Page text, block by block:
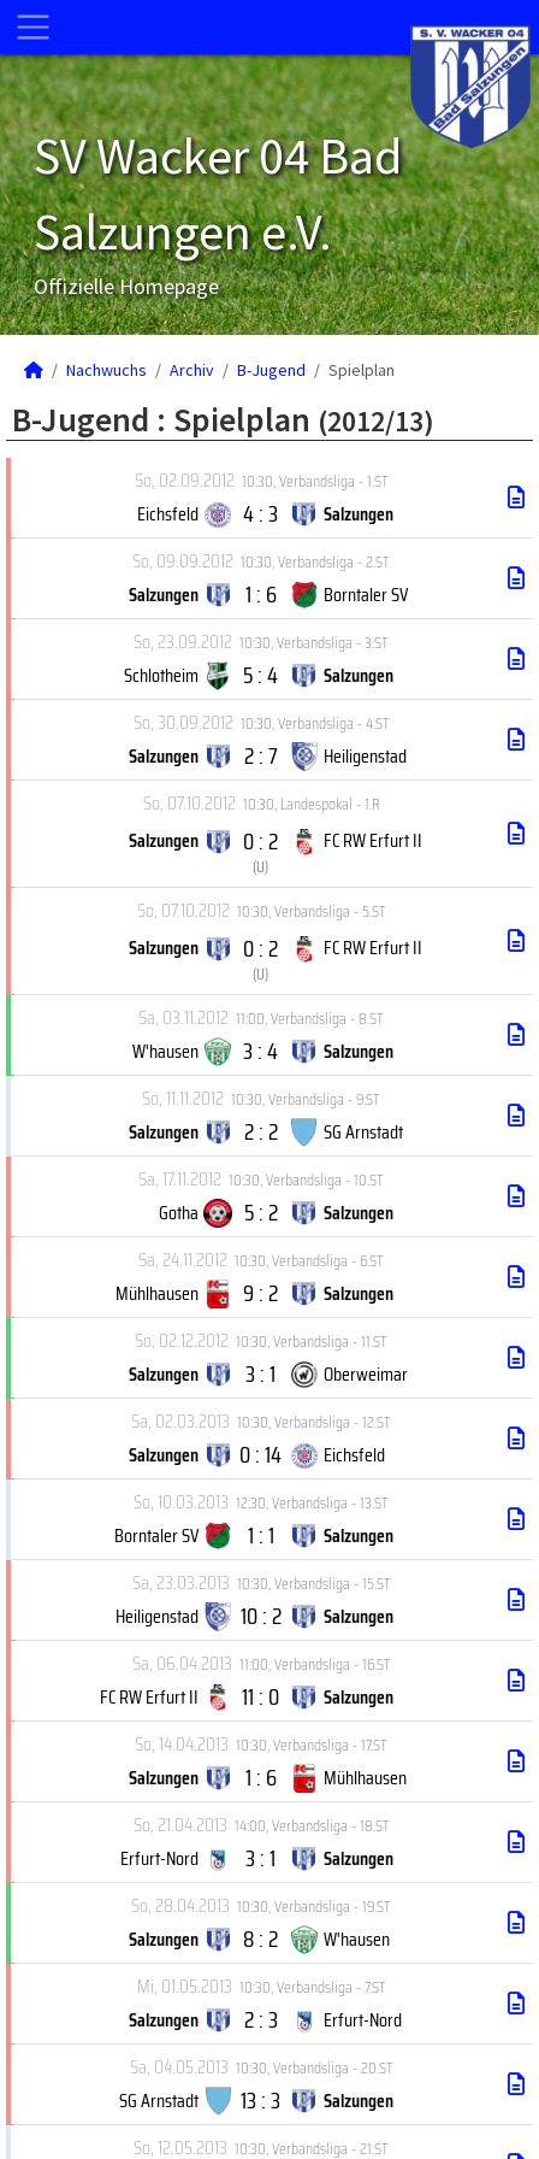
SV Wacker 04 Bad
Salzungen e.V.
Offizielle Homepage
Nachwuchs Archiv B-Jugend Spielplan
B-Jugend : Spielplan (2012/13)
So, 02.09.2012 10:30,Verbandsliga - 1.ST
Eichsfeld 4 : 3
Salzungen
So, 09.09.2012 10:30,Verbandsliga - 2.ST
Salzungen 1 : 6
Borntaler SV
So, 23.09.2012 10:30,Verbandsliga - 3.ST
Schlotheim 5 : 4
Salzungen
So, 30.09.2012 10:30,Verbandsliga - 4.ST
Salzungen 2 : 7
Heiligenstad
So, 07.10.2012 10:30,Landespokal - 1.R
Salzungen 0 : 2
(U)
FC RW Erfurt II
So, 07.10.2012 10:30,Verbandsliga - 5.ST
Salzungen 0 : 2
(U)
FC RW Erfurt II
Sa, 03.11.2012 11:00,Verbandsliga - 8.ST
W'hausen 3 : 4
Salzungen
So, 11.11.2012 10:30,Verbandsliga - 9.ST
Salzungen 2 : 2
SG Arnstadt
Sa, 17.11.2012 10:30,Verbandsliga - 10.ST
Gotha 5 : 2
Salzungen
Sa, 24.11.2012 10:30,Verbandsliga - 6.ST
Mühlhausen 9 : 2
Salzungen
So, 02.12.2012 10:30,Verbandsliga - 11.ST
Salzungen 3 : 1
Oberweimar
Sa, 02.03.2013 10:30,Verbandsliga - 12.ST
Salzungen 0 : 14
Eichsfeld
So, 10.03.2013 12:30,Verbandsliga - 13.ST
Borntaler SV 1 : 1
Salzungen
Sa, 23.03.2013 10:30,Verbandsliga - 15.ST
Heiligenstad 10 : 2
Salzungen
Sa, 06.04.2013 11:00,Verbandsliga - 16.ST
FC RW Erfurt II 11 : 0
Salzungen
So, 14.04.2013 10:30,Verbandsliga - 17.ST
Salzungen 1 : 6
Mühlhausen
So, 21.04.2013 14:00,Verbandsliga - 18.ST
Erfurt-Nord 3 : 1
Salzungen
So, 28.04.2013 10:30,Verbandsliga - 19.ST
Salzungen 8 : 2
W'hausen
Mi, 01.05.2013 10:30,Verbandsliga - 7.ST
Salzungen 2 : 3
Erfurt-Nord
Sa, 04.05.2013 10:30,Verbandsliga - 20.ST
SG Arnstadt 13 : 3
Salzungen
So, 12.05.2013 10:30,Verbandsliga - 21.ST